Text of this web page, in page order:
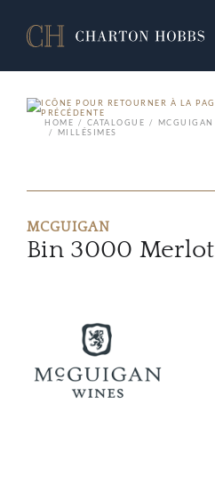
HOME
CATALOGUE MCGUIGAN
MILLÉSIMES
MCGUIGAN
Bin 3000 Merlot